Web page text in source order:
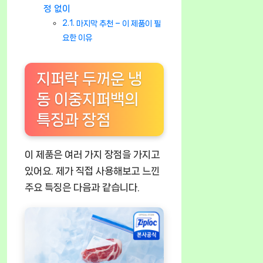
정 없이
마지막 추천 – 이 제품이 필
요한 이유
지퍼락 두꺼운 냉
동 이중지퍼백의
특징과 장점
이 제품은 여러 가지 장점을 가지고
있어요. 제가 직접 사용해보고 느낀
주요 특징은 다음과 같습니다.